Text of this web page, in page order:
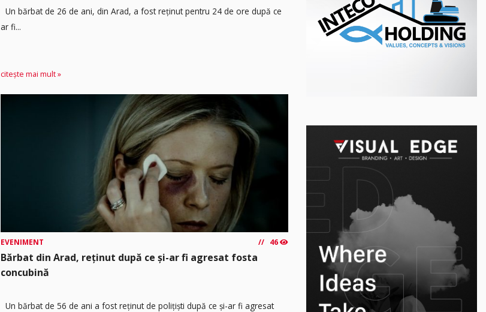
Un bărbat de 26 de ani, din Arad, a fost reținut pentru 24 de ore după ce
ar fi...
citește mai mult »
EVENIMENT 46
Bărbat din Arad, reținut după ce și-ar fi agresat fosta
concubină
Un bărbat de 56 de ani a fost reținut de polițiști după ce și-ar fi agresat